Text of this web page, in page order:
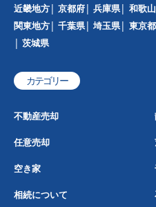
近畿地方
京都府 兵庫県 和歌
関東地方
千葉県 埼玉県 東京都
茨城県
カテゴリー
不動産売却
任意売却
空き家
相続について